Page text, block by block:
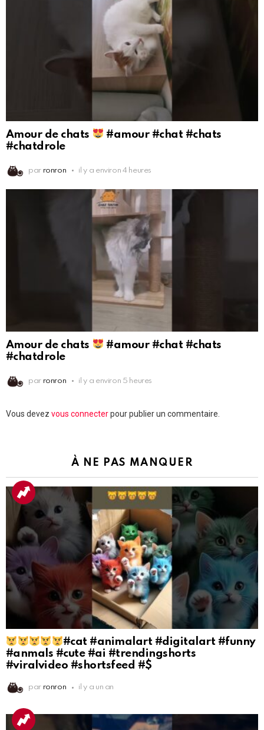
Amour de chats
#amour #chat #chats
#chatdrole
par ronron il y a environ 4 heures
Amour de chats
#amour #chat #chats
#chatdrole
par ronron il y a environ 5 heures
Laisser
Vous devez vous connecterpour publier un commentaire.
À NE PAS MANQUER
#cat #animalart #digitalart #funny
#anmals #cute #ai #trendingshorts
#viralvideo #shortsfeed #$
par ronron il y a un an